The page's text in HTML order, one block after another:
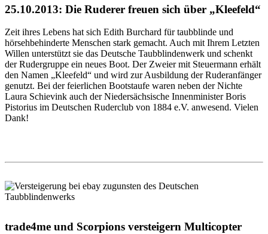
25.10.2013: Die Ruderer freuen sich über „Kleefeld“
Zeit ihres Lebens hat sich Edith Burchard für taubblinde und
hörsehbehinderte Menschen stark gemacht. Auch mit Ihrem Letzten
Willen unterstützt sie das Deutsche Taubblindenwerk und schenkt
der Rudergruppe ein neues Boot. Der Zweier mit Steuermann erhält
den Namen „Kleefeld“ und wird zur Ausbildung der Ruderanfänger
genutzt. Bei der feierlichen Bootstaufe waren neben der Nichte
Laura Schievink auch der Niedersächsische Innenminister Boris
Pistorius im Deutschen Ruderclub von 1884 e.V. anwesend. Vielen
Dank!
trade4me und Scorpions versteigern Multicopter